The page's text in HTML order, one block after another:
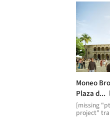
Moneo
Plaza d...
[missing
project"